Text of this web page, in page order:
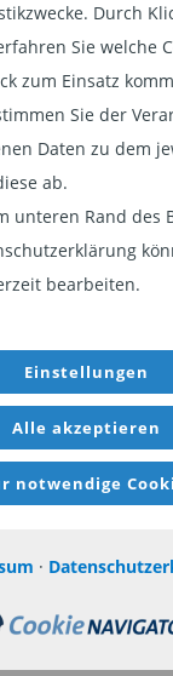
Durch
Sie welche
zum Einsatz
Sie der
Daten zu dem
ab.
unteren Rand des
bearbeiten.
Einstellungen
Alle akzeptieren
notwendige
·
Impressum
Disclaimer